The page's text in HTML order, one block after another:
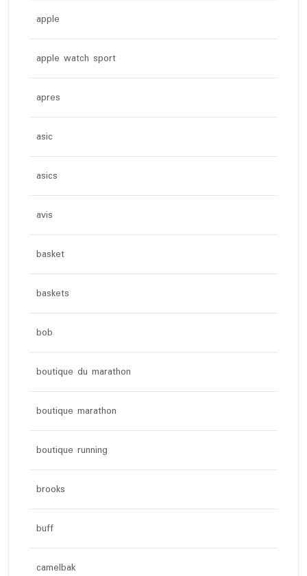
apple
apple watch sport
apres
asic
asics
avis
basket
baskets
bob
boutique du marathon
boutique marathon
boutique running
brooks
buff
camelbak